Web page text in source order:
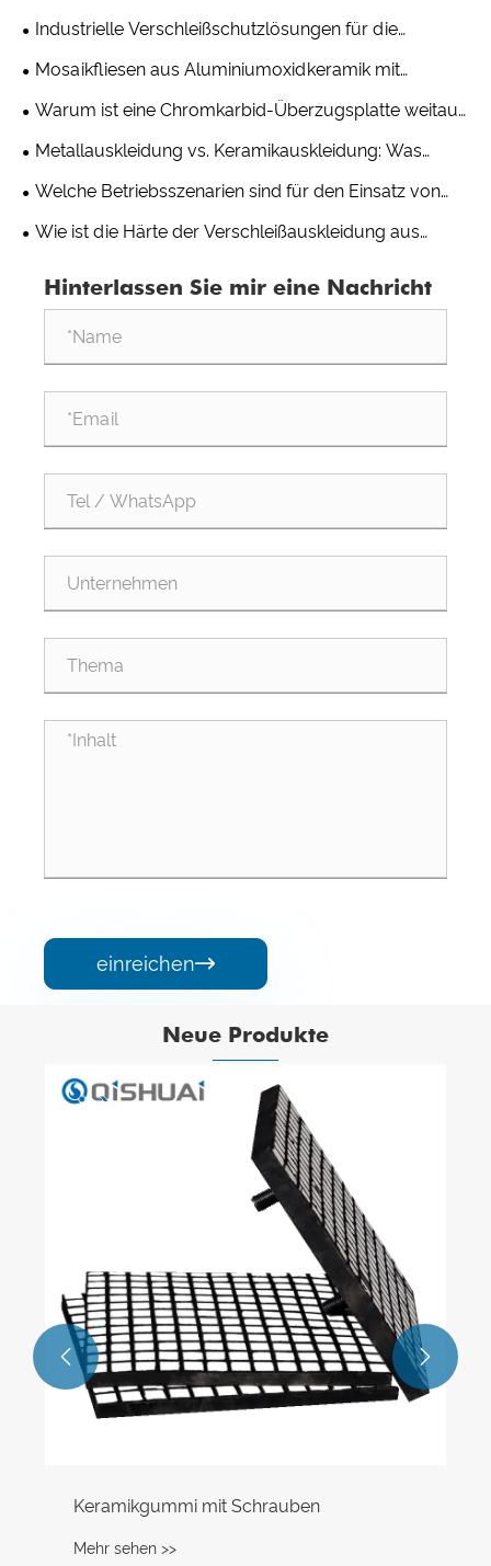
Industrielle Verschleißschutzlösungen für die
Bergbau- und Zementindustrie
Mosaikfliesen aus Aluminiumoxidkeramik mit
erhöhtem Muster – eine praktische Verschleißlösung
von Shandong Qishuai Wear Resistance Equipment
Warum ist eine Chromkarbid-Überzugsplatte weitaus
verschleißfester als gewöhnlicher Stahl?
Metallauskleidung vs. Keramikauskleidung: Was
bietet eine längere Lebensdauer in Umgebungen mit
Welche Betriebsszenarien sind für den Einsatz von
verschleißfesten Keramikverbundrohren nicht
Wie ist die Härte der Verschleißauskleidung aus
Hinterlassen Sie mir eine Nachricht
einreichen
Neue Produkte
Verschleißrohr aus Siliziumkarbid-Keramik
 